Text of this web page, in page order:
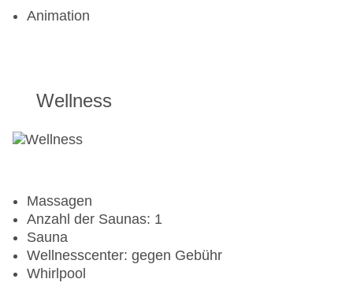
Animation
Wellness
Massagen
Anzahl der Saunas: 1
Sauna
Wellnesscenter: gegen Gebühr
Whirlpool